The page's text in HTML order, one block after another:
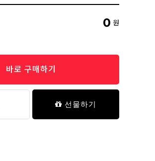
0 원
바로 구매하기
선물하기